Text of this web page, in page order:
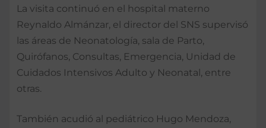
La visita continuó en el hospital materno
Reynaldo Almánzar, el director del SNS supervisó
las áreas de Neonatología, sala de Parto,
Quirófanos, Consultas, Emergencia, Unidad de
Cuidados Intensivos Adulto y Neonatal, entre
otras.
También acudió al pediátrico Hugo Mendoza,